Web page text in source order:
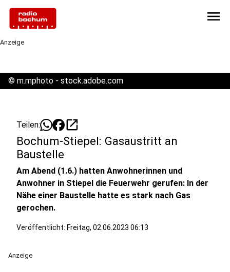
menu
Anzeige
© m.mphoto - stock.adobe.com
Teilen: open_in_new
Bochum-Stiepel: Gasaustritt an
Baustelle
Am Abend (1.6.) hatten Anwohnerinnen und
Anwohner in Stiepel die Feuerwehr gerufen: In der
Nähe einer Baustelle hatte es stark nach Gas
gerochen.
Veröffentlicht: Freitag, 02.06.2023 06:13
Anzeige